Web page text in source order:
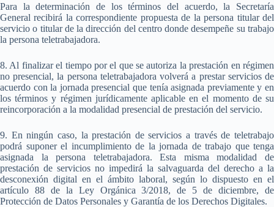
Para la determinación de los términos del acuerdo, la Secretaría
General recibirá la correspondiente propuesta de la persona titular del
servicio o titular de la dirección del centro donde desempeñe su trabajo
la persona teletrabajadora.
8. Al finalizar el tiempo por el que se autoriza la prestación en régimen
no presencial, la persona teletrabajadora volverá a prestar servicios de
acuerdo con la jornada presencial que tenía asignada previamente y en
los términos y régimen jurídicamente aplicable en el momento de su
reincorporación a la modalidad presencial de prestación del servicio.
9. En ningún caso, la prestación de servicios a través de teletrabajo
podrá suponer el incumplimiento de la jornada de trabajo que tenga
asignada la persona teletrabajadora. Esta misma modalidad de
prestación de servicios no impedirá la salvaguarda del derecho a la
desconexión digital en el ámbito laboral, según lo dispuesto en el
artículo 88 de la Ley Orgánica 3/2018, de 5 de diciembre, de
Protección de Datos Personales y Garantía de los Derechos Digitales.